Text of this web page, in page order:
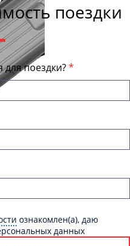
поездки
для поездки?
ознакомлен(а), даю
данных